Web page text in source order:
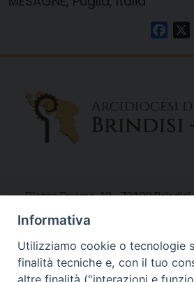
Piazza Duomo, 12 - 72100 Brindisi
Tel 0831.521958
Fax 0831.528315
Informativa
Utilizziamo cookie o tecnologie
finalità tecniche e, con il tuo